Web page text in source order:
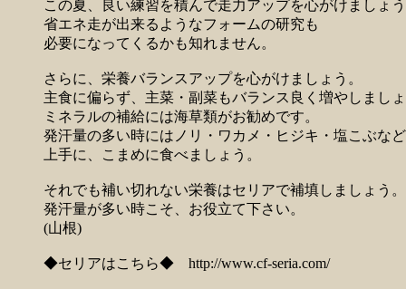
この夏、良い練習を積んで走力アップを心がけましょう
省エネ走が出来るようなフォームの研究も
必要になってくるかも知れません。
さらに、栄養バランスアップを心がけましょう。
主食に偏らず、主菜・副菜もバランス良く増やしましょ
ミネラルの補給には海草類がお勧めです。
発汗量の多い時にはノリ・ワカメ・ヒジキ・塩こぶな
上手に、こまめに食べましょう。
それでも補い切れない栄養はセリアで補填しましょう。
発汗量が多い時こそ、お役立て下さい。
(山根)
◆セリアはこちら◆ http://www.cf-seria.com/